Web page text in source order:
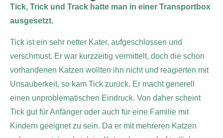
Tick, Trick und Track hatte man in einer Transportbox
ausgesetzt.
Tick ist ein sehr netter Kater, aufgeschlossen und
verschmust. Er war kurzzeitig vermittelt, doch die schon
vorhandenen Katzen wollten ihn nicht und reagierten mit
Unsauberkeit, so kam Tick zurück. Er macht generell
einen unproblematischen Eindruck. Von daher scheint
Tick gut für Anfänger oder auch für eine Familie mit
Kindern geeignet zu sein. Da er mit mehreren Katzen